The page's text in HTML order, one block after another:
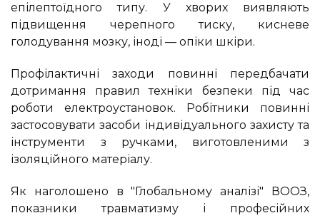
епілептоїдного типу. У хворих виявляють
підвищення черепного тиску, кисневе
голодування мозку, іноді — опіки шкіри.
Профілактичні заходи повинні передбачати
дотримання правил техніки безпеки під час
роботи електроустановок. Робітники повинні
застосовувати засоби індивідуального захисту та
інструменти з ручками, виготовленими з
ізоляційного матеріалу.
Як наголошено в "Глобальному аналізі" ВООЗ,
показники травматизму і професійних